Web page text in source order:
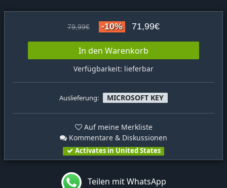
79,99€ -10% 71,99€
In den Warenkorb
Verfügbarkeit: lieferbar
Auslieferung: MICROSOFT KEY
Auf meine Merkliste
Kommentare & Diskussionen
Activates in United States
Teilen mit WhatsApp